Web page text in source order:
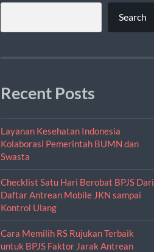
Search
Recent Posts
Layanan Kesehatan Indonesia
Kolaborasi Pemerintah BUMN dan
Swasta
Checklist Satu Hari Berobat BPJS Dari
Daftar Antrean Mobile JKN sampai
Kontrol Ulang
Cara Memilih RS Rujukan Terbaik
untuk BPJS Faktor Jarak Antrean